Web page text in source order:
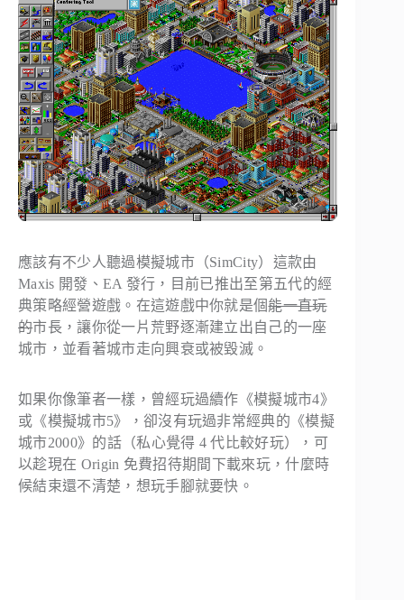
應該有不少人聽過模擬城市（SimCity）這款由
Maxis 開發、EA 發行，目前已推出至第五代的經
典策略經營遊戲。在這遊戲中你就是個能一直玩
的市長，讓你從一片荒野逐漸建立出自己的一座
城市，並看著城市走向興衰或被毀滅。
如果你像筆者一樣，曾經玩過續作《模擬城市4》
或《模擬城市5》，卻沒有玩過非常經典的《模擬
城市2000》的話（私心覺得 4 代比較好玩），可
以趁現在 Origin 免費招待期間下載來玩，什麼時
候結束還不清楚，想玩手腳就要快。